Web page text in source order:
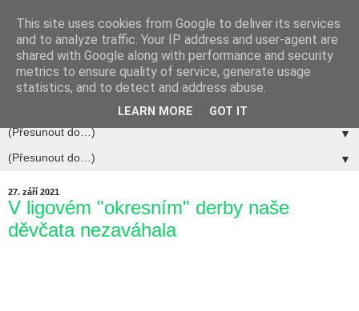
▼
▼
27. září 2021
V ligovém "okresním" derby naše
děvčata nezaváhala
This site uses cookies from Google to deliver its services
and to analyze traffic. Your IP address and user-agent are
shared with Google along with performance and security
metrics to ensure quality of service, generate usage
statistics, and to detect and address abuse.
LEARN MORE GOT IT